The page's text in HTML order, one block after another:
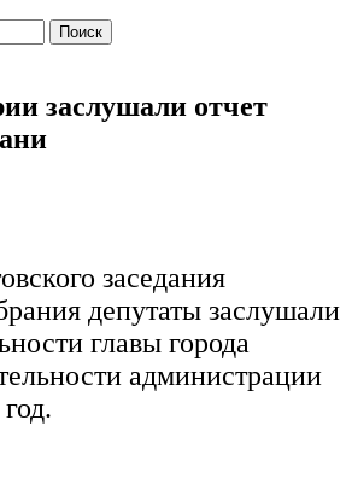
заслушали отчет
заседания
депутаты заслушали
главы города
администрации